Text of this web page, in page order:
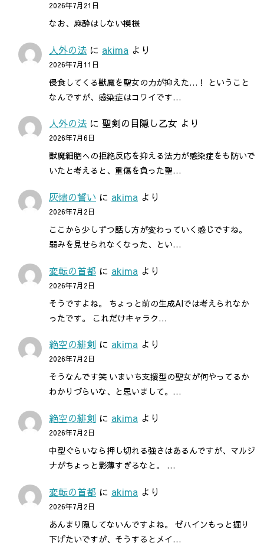
2026年7月21日
なお、麻酔はしない模様
人外の法 に akima より
2026年7月11日
侵食してくる獣魔を聖女の力が抑えた…！ ということ
なんですが、感染症はコワイです…
人外の法 に 聖剣の目隠し乙女 より
2026年7月6日
獣魔細胞への拒絶反応を抑える法力が感染症をも防いで
いたと考えると、重傷を負った聖…
灰燼の誓い に akima より
2026年7月2日
ここから少しずつ話し方が変わっていく感じですね。
弱みを見せられなくなった、とい…
変転の首都 に akima より
2026年7月2日
そうですよね。 ちょっと前の生成AIでは考えられなか
ったです。 これだけキャラク…
絶空の緋剣 に akima より
2026年7月2日
そうなんです笑 いまいち支援型の聖女が何やってるか
わかりづらいな、と思いまして。…
絶空の緋剣 に akima より
2026年7月2日
中型ぐらいなら押し切れる強さはあるんですが、マルジ
ナがちょっと影薄すぎるなと。 …
変転の首都 に akima より
2026年7月2日
あんまり隠してないんですよね。 ゼハインもっと掘り
下げたいですが、そうするとメイ…